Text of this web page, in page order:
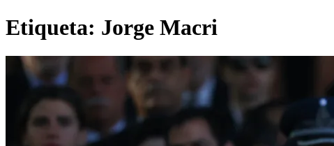
Etiqueta: Jorge Macri